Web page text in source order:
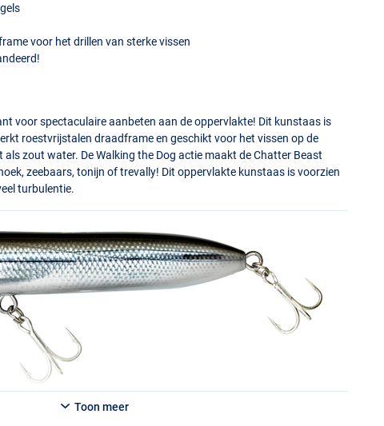
voor het drillen van sterke vissen
voor spectaculaire aanbeten aan de oppervlakte! Dit kunstaas is
roestvrijstalen draadframe en geschikt voor het vissen op de
zout water. De Walking the Dog actie maakt de Chatter Beast
zeebaars, tonijn of trevally! Dit oppervlakte kunstaas is voorzien
turbulentie.
Toon meer